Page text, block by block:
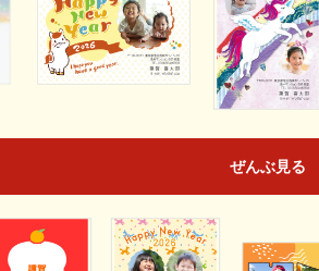
ぜんぶ見る